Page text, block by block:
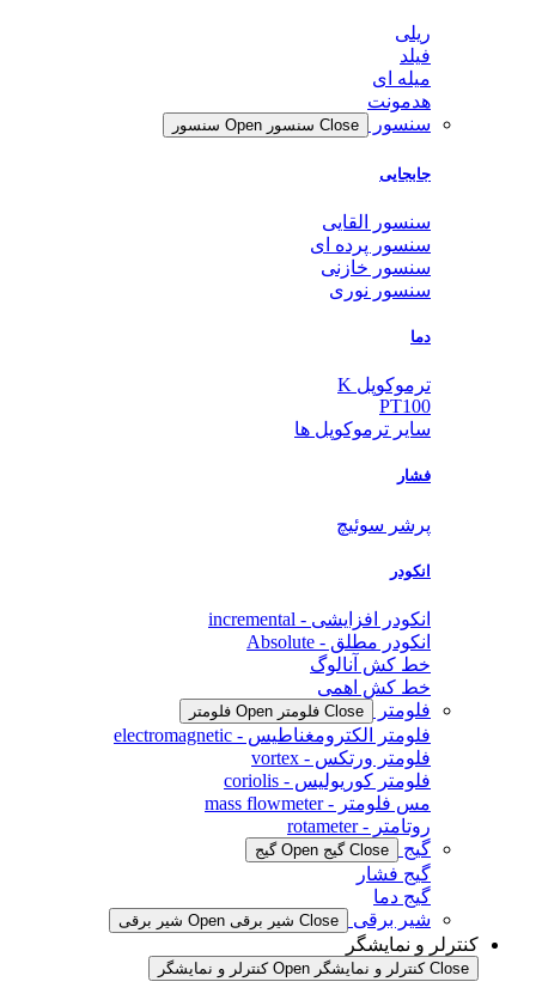
ریلی
فیلد
میله ای
هدمونت
سنسور
Close سنسور Open سنسور
جابجایی
سنسور القایی
سنسور پرده ای
سنسور خازنی
سنسور نوری
دما
ترموکوپل K
PT100
سایر ترموکوپل ها
فشار
پرشر سوئیچ
انکودر
انکودر افزایشی - incremental
انکودر مطلق - Absolute
خط کش آنالوگ
خط کش اهمی
فلومتر
Close فلومتر Open فلومتر
فلومتر الکترومغناطیس - electromagnetic
فلومتر ورتکس - vortex
فلومتر کوریولیس - coriolis
مس فلومتر - mass flowmeter
روتامتر - rotameter
گیج
Close گیج Open گیج
گیج فشار
گیج دما
شیر برقی
Close شیر برقی Open شیر برقی
کنترلر و نمایشگر
Close کنترلر و نمایشگر Open کنترلر و نمایشگر